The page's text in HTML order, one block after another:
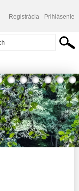
Registrácia Prihlásenie